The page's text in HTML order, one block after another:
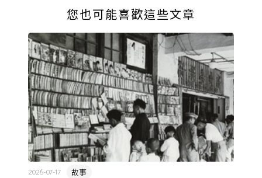
您也可能喜歡這些文章
故事
2026-07-17